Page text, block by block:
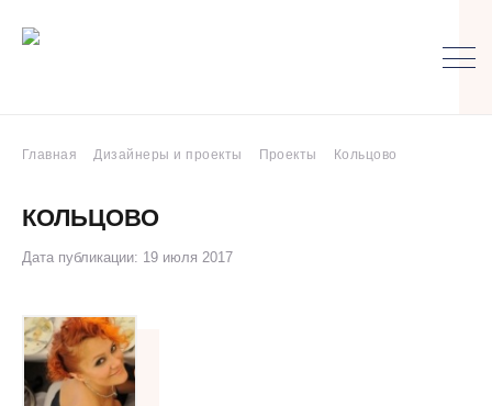
Главная Дизайнеры и проекты Проекты Кольцово
КОЛЬЦОВО
Дата публикации: 19 июля 2017